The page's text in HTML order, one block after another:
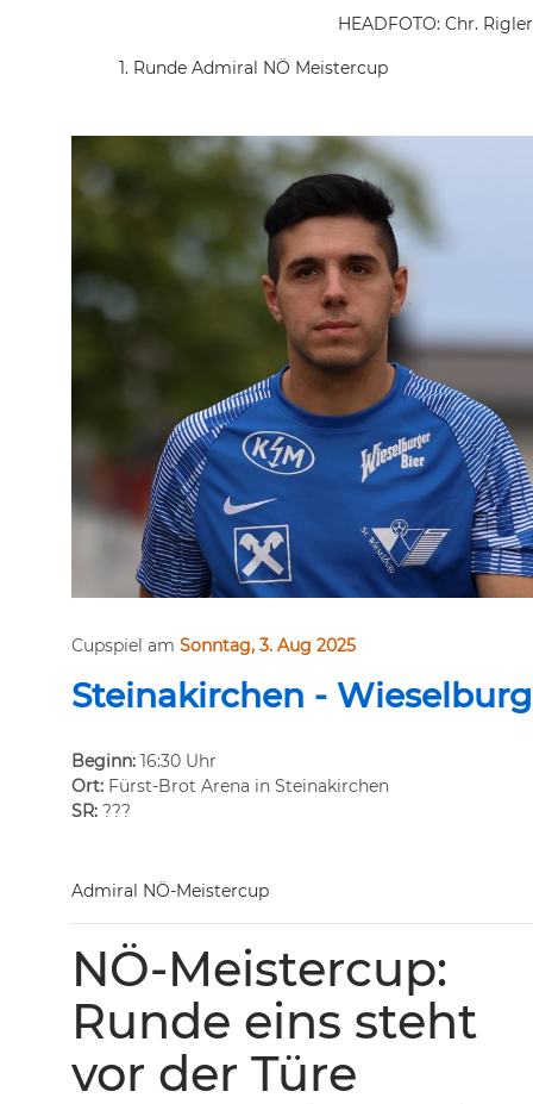
HEADFOTO: Chr. Rigler
1. Runde Admiral NÖ Meistercup
Cupspiel am Sonntag, 3. Aug 2025
Steinakirchen - Wieselburg
Beginn: 16:30 Uhr
Ort: Fürst-Brot Arena in Steinakirchen
SR: ???
Admiral NÖ-Meistercup
NÖ-Meistercup:
Runde eins steht
vor der Türe